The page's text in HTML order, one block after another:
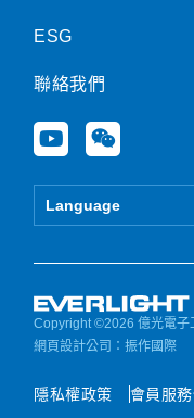
ESG
聯絡我們
Y
o
u
e
W
e
i
Language
Copyright ©2026 億光電子
網頁設計公司 ：振作國際
隱私權政策 會員服